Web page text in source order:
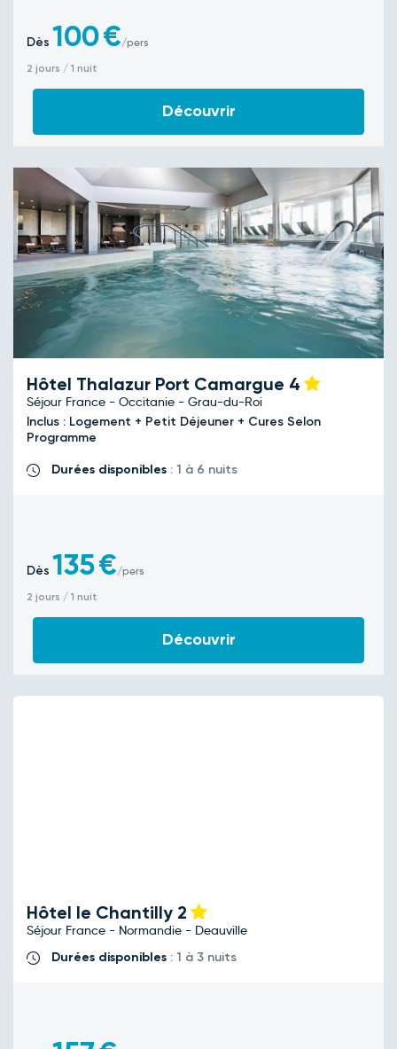
Dès 100€/pers
2 jours / 1 nuit
Découvrir
Hôtel Thalazur Port Camargue 4
Séjour France - Occitanie - Grau-du-Roi
Inclus : Logement + Petit Déjeuner + Cures Selon
Programme
Durées disponibles : 1 à 6 nuits
Dès 135€/pers
2 jours / 1 nuit
Découvrir
Hôtel le Chantilly 2
Séjour France - Normandie - Deauville
Durées disponibles : 1 à 3 nuits